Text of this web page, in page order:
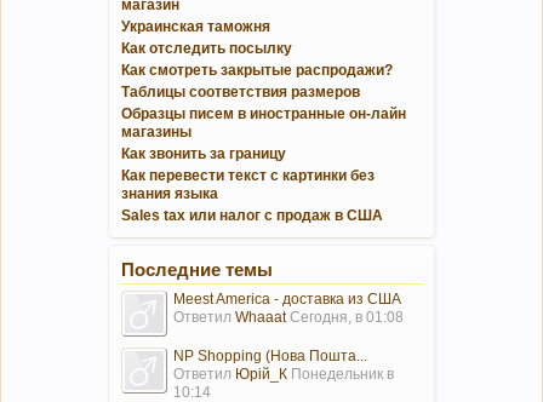
магазин
Украинская таможня
Как отследить посылку
Как смотреть закрытые распродажи?
Таблицы соответствия размеров
Образцы писем в иностранные он-лайн
магазины
Как звонить за границу
Как перевести текст с картинки без
знания языка
Sales tax или налог с продаж в США
Последние темы
Meest America - доставка из США
Ответил Whaaat Сегодня, в 01:08
NP Shopping (Нова Пошта...
Ответил Юрій_К Понедельник в
10:14